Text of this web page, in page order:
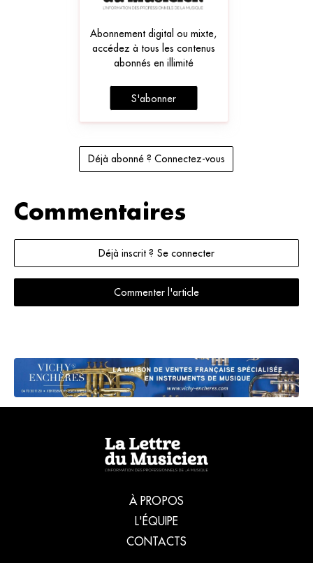
Abonnement digital ou mixte,
accédez à tous les contenus
abonnés en illimité
S'abonner
Déjà abonné ? Connectez-vous
Commentaires
Déjà inscrit ? Se connecter
Commenter l'article
À PROPOS
L'ÉQUIPE
CONTACTS